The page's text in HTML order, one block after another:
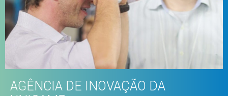
AGÊNCIA DE INOVAÇÃO DA